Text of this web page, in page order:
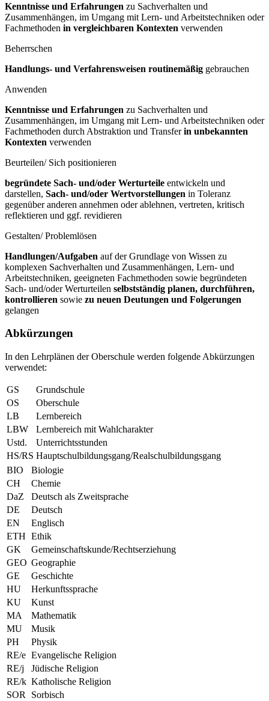
Kenntnisse und Erfahrungen zu Sachverhalten und
Zusammenhängen, im Umgang mit Lern- und Arbeitstechniken oder
Fachmethoden in vergleichbaren Kontexten verwenden
Beherrschen
Handlungs- und Verfahrensweisen routinemäßig gebrauchen
Anwenden
Kenntnisse und Erfahrungen zu Sachverhalten und
Zusammenhängen, im Umgang mit Lern- und Arbeitstechniken oder
Fachmethoden durch Abstraktion und Transferin unbekannten
Kontexten verwenden
Beurteilen/ Sich positionieren
begründete Sach- und/oder Werturteile entwickeln und
darstellen, Sach- und/oder Wertvorstellungen in Toleranz
gegenüber anderen annehmen oder ablehnen, vertreten, kritisch
reflektieren und ggf. revidieren
Gestalten/ Problemlösen
Handlungen/Aufgaben auf der Grundlage von Wissen zu
komplexen Sachverhalten und Zusammenhängen, Lern- und
Arbeitstechniken, geeigneten Fachmethoden sowie begründeten
Sach- und/oder Werturteilen selbstständig planen, durchführen,
kontrollieren sowie zu neuen Deutungen und Folgerungen
gelangen
Abkürzungen
In den Lehrplänen der Oberschule werden folgende Abkürzungen
verwendet:
GS
Grundschule
OS
Oberschule
LB
Lernbereich
LBW
Lernbereich mit Wahlcharakter
Ustd.
Unterrichtsstunden
HS/RS Hauptschulbildungsgang/Realschulbildungsgang
BIO
Biologie
CH
Chemie
DaZ
Deutsch als Zweitsprache
DE
Deutsch
EN
Englisch
ETH Ethik
GK
Gemeinschaftskunde/Rechtserziehung
GEO Geographie
GE
Geschichte
HU
Herkunftssprache
KU
Kunst
MA
Mathematik
MU
Musik
PH
Physik
RE/e Evangelische Religion
RE/j
Jüdische Religion
RE/k Katholische Religion
SOR
Sorbisch